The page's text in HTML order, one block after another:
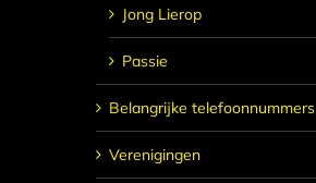
Jong Lierop
Passie
Belangrijke telefoonnummers
Verenigingen